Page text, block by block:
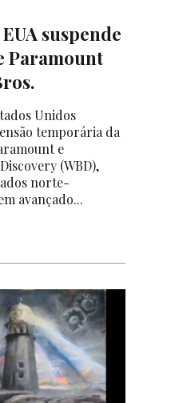
suspende
Paramount
Unidos
temporária da
e
(WBD),
norte-
avançado...